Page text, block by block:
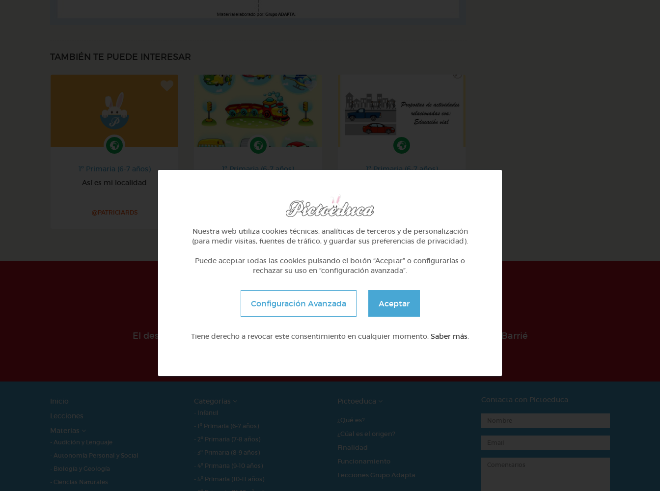
TAMBIÉN TE PUEDE INTERESAR
1º Primaria (6-7 años)
Así es mi localidad
@PATRICIARDS
1º Primaria (6-7 años)
1º Primaria (6-7 años)
El desarollo de este proyecto ha sido posible gracias al mecenazgo de la Fundación Barrié
Inicio
Lecciones
Materias
- Audición y Lenguaje
- Autonomía Personal y Social
- Biología y Geología
- Ciencias Naturales
Categorías
- Infantil
- 1º Primaria (6-7 años)
- 2º Primaria (7-8 años)
- 3º Primaria (8-9 años)
- 4º Primaria (9-10 años)
- 5º Primaria (10-11 años)
Pictoeduca
¿Qué es?
¿Cúal es el origen?
Finalidad
Funcionamiento
Lecciones Grupo Adapta
Contacta con Pictoeduca
Nuestra web utiliza cookies técnicas, analíticas de terceros y de personalización
(para medir visitas, fuentes de tráfico, y guardar sus preferencias de privacidad).
Puede aceptar todas las cookies pulsando el botón “Aceptar” o configurarlas o
rechazar su uso en “configuración avanzada”.
Configuración Avanzada Aceptar
Tiene derecho a revocar este consentimiento en cualquier momento. Saber más.